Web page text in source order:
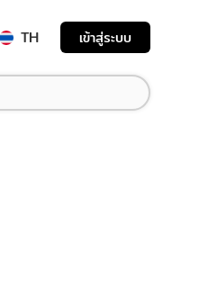
TH เข้าสู่ระบบ